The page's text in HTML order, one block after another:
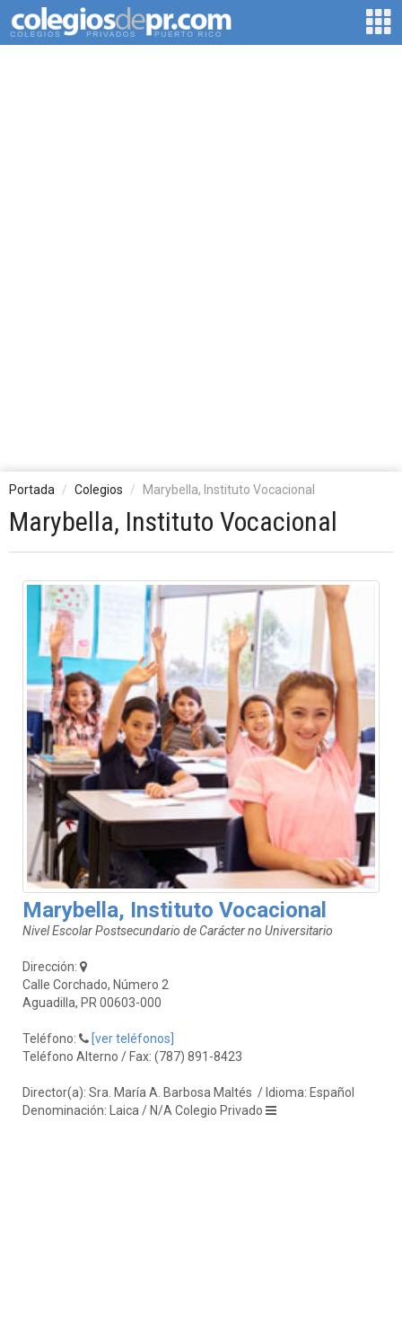
Portada Colegios Marybella, Instituto Vocacional
Marybella, Instituto Vocacional
Marybella, Instituto Vocacional
Nivel Escolar Postsecundario de Carácter no Universitario
Dirección:
Calle Corchado, Número 2
Aguadilla, PR 00603-000
Teléfono:
[ver teléfonos]
Teléfono Alterno / Fax: (787) 891-8423
Director(a): Sra. María A. Barbosa Maltés / Idioma: Español
Denominación: Laica / N/A Colegio Privado